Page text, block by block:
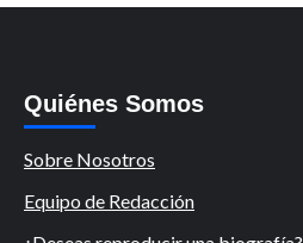
Quiénes Somos
Sobre Nosotros
Equipo de Redacción